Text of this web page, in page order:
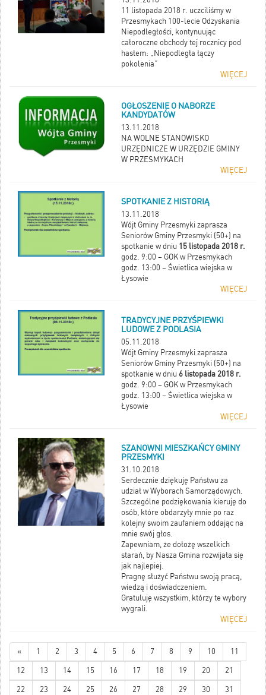
11 listopada 2018 r. uczciliśmy w
Przesmykach 100-lecie Odzyskania
Niepodległości, kontynuując
całoroczne obchody tej rocznicy pod
hasłem: „Niepodległa łączy
pokolenia”
WIĘCEJ
OGŁOSZENIE O NABORZE
KANDYDATÓW
13.11.2018
NA WOLNE STANOWISKO
URZĘDNICZE W URZĘDZIE GMINY
W PRZESMYKACH
WIĘCEJ
SPOTKANIE Z HISTORIĄ
13.11.2018
Wójt Gminy Przesmyki zaprasza
Seniorów Gminy Przesmyki (50+) na
spotkanie w dniu 15 listopada 2018 r.
godz. 9:00 – GOK w Przesmykach
godz. 13:00 – Świetlica wiejska w
Łysowie
WIĘCEJ
TRADYCYJNE PRZYŚPIEWKI
LUDOWE Z PODLASIA
05.11.2018
Wójt Gminy Przesmyki zaprasza
Seniorów Gminy Przesmyki (50+) na
spotkanie w dniu6 listopada 2018 r.
godz. 9:00 – GOK w Przesmykach
godz. 13:00 – Świetlica wiejska w
Łysowie
WIĘCEJ
SZANOWNI MIESZKAŃCY GMINY
PRZESMYKI
31.10.2018
Serdecznie dziękuję Państwu za
udział w Wyborach Samorządowych.
Szczególne podziękowania kieruję do
osób, które obdarzyły mnie po raz
kolejny swoim zaufaniem oddając na
mnie swój głos.
Zapewniam, że dołożę wszelkich
starań, by Nasza Gmina rozwijała się
jak najlepiej.
Pragnę służyć Państwu swoją pracą,
wiedzą i doświadczeniem.
Gratuluję wszystkim, którzy te wybory
wygrali.
WIĘCEJ
« 1 2 3 4 5 6 7 8 9 10 11
12 13 14 15 16 17 18 19 20 21
22 23 24 25 26 27 28 29 30 31